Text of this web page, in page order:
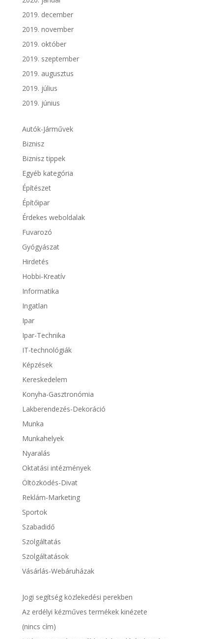
2019. december
2019. november
2019. október
2019. szeptember
2019. augusztus
2019. július
2019. június
Autók-Járművek
Biznisz
Biznisz tippek
Egyéb kategória
Építészet
Építőipar
Érdekes weboldalak
Fuvarozó
Gyógyászat
Hirdetés
Hobbi-Kreatív
Informatika
Ingatlan
Ipar
Ipar-Technika
IT-technológiák
Képzések
Kereskedelem
Konyha-Gasztronómia
Lakberendezés-Dekoráció
Munka
Munkahelyek
Nyaralás
Oktatási intézmények
Öltözködés-Divat
Reklám-Marketing
Sportok
Szabadidő
Szolgáltatás
Szolgáltatások
Vásárlás-Webáruházak
Jogi segítség közlekedési perekben
Az erdélyi kézműves termékek kinézete
(nincs cím)